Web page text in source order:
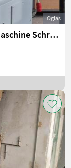
Oglas
BI-MATIC Starter 2,5 Kantenanleimmaschine Schreinerei, Starter 2,5